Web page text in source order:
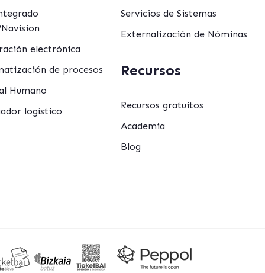
Navision
electrónica
de procesos
Humano
logístico
Servicios de Sistemas
Externalización de Nóminas
Recursos
Recursos gratuitos
Academia
Blog